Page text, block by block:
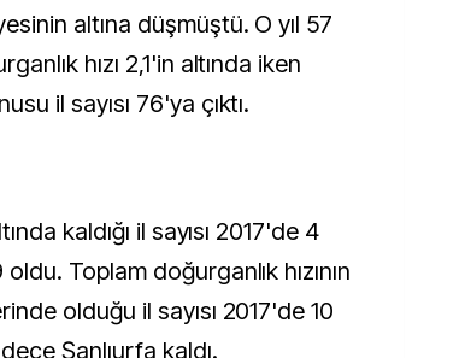
altına düşmüştü. O yıl 57
hızı 2,1'in altında iken
il sayısı 76'ya çıktı.
kaldığı il sayısı 2017'de 4
Toplam doğurganlık hızının
olduğu il sayısı 2017'de 10
Şanlıurfa kaldı.